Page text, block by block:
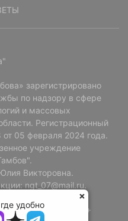
зарегистрировано
по надзору в сфере
и массовых
Регистрационный
05 февраля 2024 года.
учреждение
Викторовна.
ngt_07@mail.ru.
69-37.
материалы 18+
удобно